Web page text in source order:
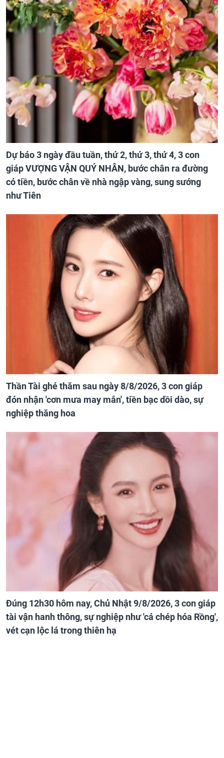
Dự báo 3 ngày đầu tuần, thứ 2, thứ 3, thứ 4, 3 con
giáp VƯỢNG VẬN QUÝ NHÂN, bước chân ra đường
có tiền, bước chân về nhà ngập vàng, sung sướng
như Tiên
Thần Tài ghé thăm sau ngày 8/8/2026, 3 con giáp
đón nhận 'cơn mưa may mắn', tiền bạc dồi dào, sự
nghiệp thăng hoa
Đúng 12h30 hôm nay, Chủ Nhật 9/8/2026, 3 con giáp
tài vận hanh thông, sự nghiệp như 'cá chép hóa Rồng',
vét cạn lộc lá trong thiên hạ